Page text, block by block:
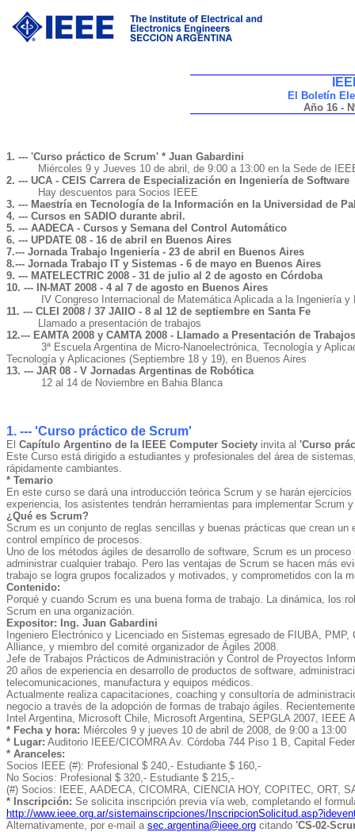
El Boletín
Año 16 -
1. --- 'Curso práctico de Scrum' * Juan Gabardini
Miércoles 9 y Jueves 10 de abril, de 9:00 a 13:00 en la Sede de
2. --- UCA - CEIS Carrera de Especialización en Ingeniería de Software
Hay descuentos para Socios IEEE
3. --- Maestría en Tecnología de la Información en la Universidad de
4. --- Cursos en SADIO durante abril.
5. --- AADECA - Cursos y Semana del Control Automático
6. --- UPDATE 08 - 16 de abril en Buenos Aires
7.--- Jornada Trabajo Ingeniería - 23 de abril en Buenos Aires
8.--- Jornada Trabajo IT y Sistemas - 6 de mayo en Buenos Aires
9. --- MATELECTRIC 2008 - 31 de julio al 2 de agosto en Córdoba
10. --- IN-MAT 2008 - 4 al 7 de agosto en Buenos Aires
IV Congreso Internacional de Matemática Aplicada a la Ingeniería y
11. --- CLEI 2008 / 37 JAIIO - 8 al 12 de septiembre en Santa Fe
Llamado a presentación de trabajos
12.--- EAMTA 2008 y CAMTA 2008 - Llamado a Presentación de Trabajos
3ª Escuela Argentina de Micro-Nanoelectrónica, Tecnología y
Tecnología y Aplicaciones (Septiembre 18 y 19), en Buenos Aires
13. --- JAR 08 - V Jornadas Argentinas de Robótica
12 al 14 de Noviembre en Bahia Blanca
1. --- 'Curso práctico de Scrum'
El Capítulo Argentino de la IEEE Computer Society invita al 'Curso
Este Curso está dirigido a estudiantes y profesionales del área de
rápidamente cambiantes.
* Temario
En este curso se dará una introducción teórica Scrum y se harán
experiencia, los asistentes tendrán herramientas para implementar
¿Qué es Scrum?
Scrum es un conjunto de reglas sencillas y buenas prácticas que crean
control empírico de procesos.
Uno de los métodos ágiles de desarrollo de software, Scrum es un
administrar cualquier trabajo. Pero las ventajas de Scrum se hacen más
trabajo se logra grupos focalizados y motivados, y comprometidos con la
Contenido:
Porqué y cuando Scrum es una buena forma de trabajo. La dinámica,
Scrum en una organización.
Expositor: Ing. Juan Gabardini
Ingeniero Electrónico y Licenciado en Sistemas egresado de FIUBA,
Alliance, y miembro del comité organizador de Ágiles 2008.
Jefe de Trabajos Prácticos de Administración y Control de Proyectos
20 años de experiencia en desarrollo de productos de software,
telecomunicaciones, manufactura y equipos médicos.
Actualmente realiza capacitaciones, coaching y consultoría de
negocio a través de la adopción de formas de trabajo ágiles.
Intel Argentina, Microsoft Chile, Microsoft Argentina, SEPGLA 2007,
* Fecha y hora: Miércoles 9 y jueves 10 de abril de 2008, de 9:00 a 13:00
* Lugar: Auditorio IEEE/CICOMRA Av. Córdoba 744 Piso 1 B, Capital
* Aranceles:
Socios IEEE (#): Profesional $ 240,- Estudiante $ 160,-
No Socios: Profesional $ 320,- Estudiante $ 215,-
(#) Socios: IEEE, AADECA, CICOMRA, CIENCIA HOY, COPITEC, ORT,
* Inscripción: Se solicita inscripción previa vía web, completando el
http://www.ieee.org.ar/sistemainscripciones/
Alternativamente, por e-mail a sec.argentina@ieee.org citando 'CS-02-